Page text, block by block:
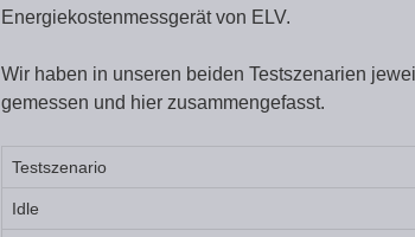
Energiekostenmessgerät von ELV.
Wir haben in unseren beiden Testszenarien
gemessen und hier zusammengefasst.
Testszenario
Idle